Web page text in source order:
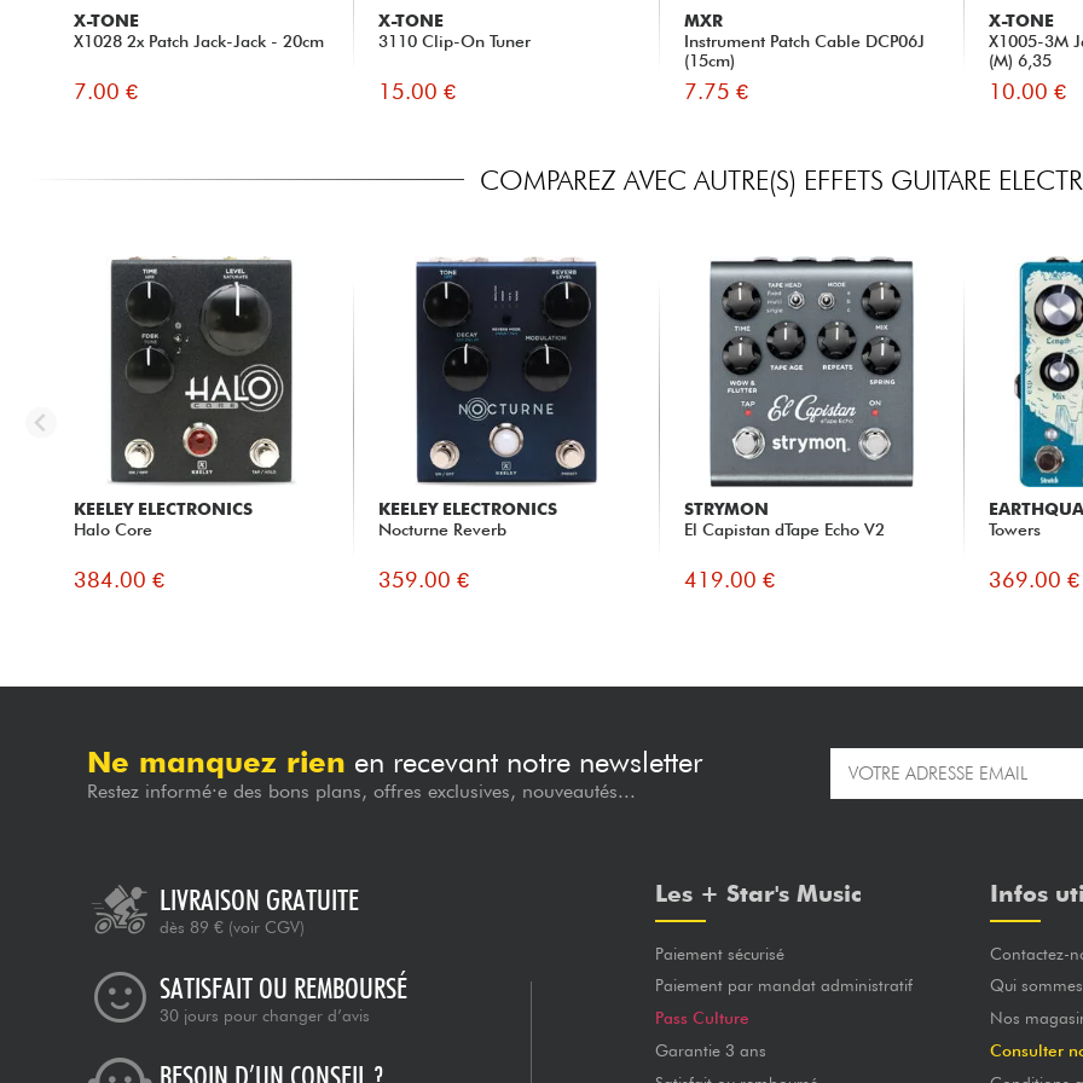
X-TONE
X1028 2x Patch Jack-Jack - 20cm
7.00 €
X-TONE
3110 Clip-On Tuner
15.00 €
MXR
Instrument Patch Cable DCP06J
(15cm)
7.75 €
X-TONE
X1005-3M
(M) 6,35
10.00 €
COMPAREZ AVEC AUTRE(S) EFFETS GUITARE
KEELEY ELECTRONICS
Halo Core
384.00 €
KEELEY ELECTRONICS
Nocturne Reverb
359.00 €
STRYMON
El Capistan dTape Echo V2
419.00 €
Towers
369.00 €
Ne manquez rien en recevant notre newsletter
Restez informé·e des bons plans, offres exclusives, nouveautés...
LIVRAISON GRATUITE
dès 89 € (voir CGV)
SATISFAIT OU REMBOURSÉ
30 jours pour changer d’avis
BESOIN D’UN CONSEIL ?
Les + Star's Music
Paiement sécurisé
Paiement par mandat administratif
Pass Culture
Garantie 3 ans
Infos
Contactez-
Qui
Nos
Consulter